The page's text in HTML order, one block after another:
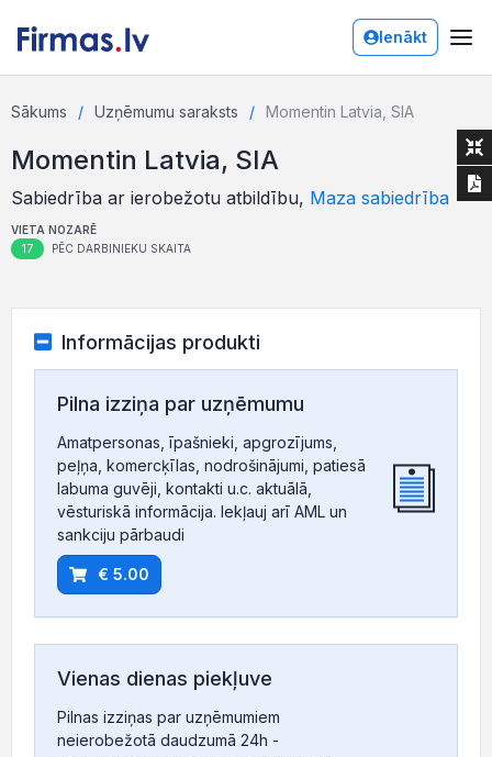
Ienākt
Sākums Uzņēmumu saraksts Momentin Latvia, SIA
Momentin Latvia, SIA
Sabiedrība ar ierobežotu atbildību, Maza sabiedrība
VIETA NOZARĒ
17 PĒC DARBINIEKU SKAITA
Informācijas produkti
Pilna izziņa par uzņēmumu
Amatpersonas, īpašnieki, apgrozījums,
peļņa, komercķīlas, nodrošinājumi, patiesā
labuma guvēji, kontakti u.c. aktuālā,
vēsturiskā informācija. Iekļauj arī AML un
sankciju pārbaudi
€ 5.00
Vienas dienas piekļuve
Pilnas izziņas par uzņēmumiem
neierobežotā daudzumā 24h -